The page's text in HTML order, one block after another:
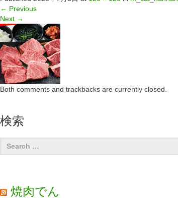
← Previous
Next →
Both comments and trackbacks are currently closed.
検索
焼肉でん